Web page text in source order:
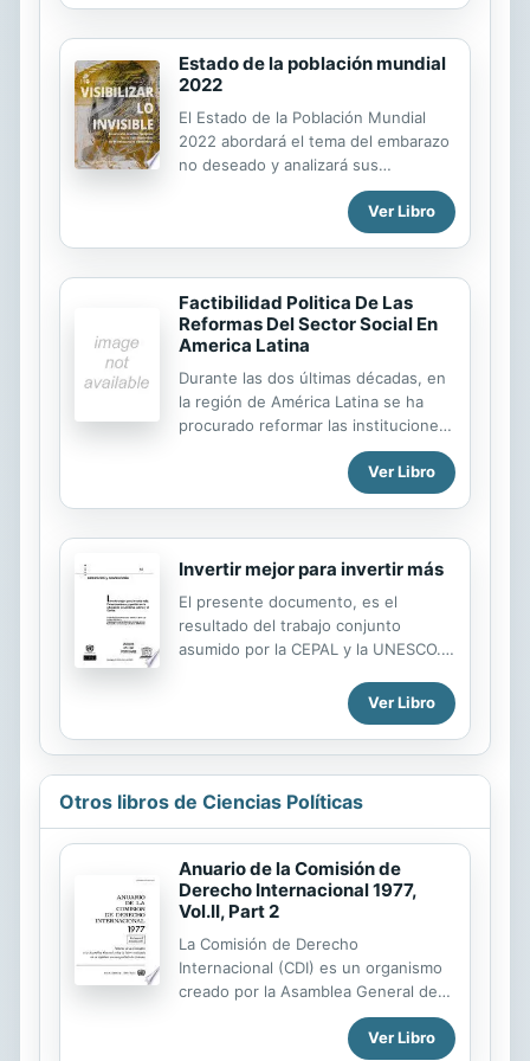
placed before it for consideration.
This volume presents interlocutory
and final decisions from the sixty-
sixth to the seventy-fourth sessions.
Estado de la población mundial
2022
El Estado de la Población Mundial
2022 abordará el tema del embarazo
no deseado y analizará sus
impulsores e impacto. Echaremos un
vistazo a las causas y consecuencias
de la necesidad insatisfecha de
la constelación de fuerzas que
pueden conducir a un embarazo no
deseado y cómo ese embarazo
puede dañar la salud de una mujer o
adolescente, su potencial de
ingresos y más.
Ver Libro
Factibilidad Politica De Las
Reformas Del Sector Social En
America Latina
Durante las dos últimas décadas, en
la región de América Latina se ha
procurado reformar las instituciones
y las políticas sociales a fin de
mejorar la equidad, la eficiencia y la
servicios sociales. En este estudio
se analiza la dimensión política de las
factores que intervienen en su
factibilidad, y se definen para tal fin
áreas de la economía política y de las
políticas públicas relevantes. Se hace
también una breve revisión de la
conceptual de...
Ver Libro
Invertir mejor para invertir más
El presente documento, es el
resultado del trabajo conjunto
asumido por la CEPAL y la UNESCO.
desafíos de financiamiento y gestión
que actualmente se le plantean a los
sistemas educativos en los países de
siglo XXI.
Ver Libro
Otros libros de Ciencias Políticas
Anuario de la Comisión de
Derecho Internacional 1977,
Vol.II, Part 2
La Comisión de Derecho
Internacional (CDI) es un organismo
creado por la Asamblea General de
las Naciones Unidas en 1947 con el
objetivo de codificar y promocionar
Ver Libro